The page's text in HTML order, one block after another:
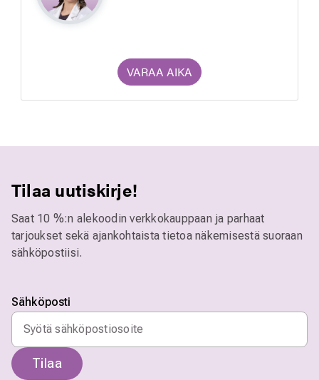
VARAA AIKA
Tilaa uutiskirje!
Saat 10 %:n alekoodin verkkokauppaan ja parhaat
tarjoukset sekä ajankohtaista tietoa näkemisestä suoraan
sähköpostiisi.
Sähköposti
Tilaa